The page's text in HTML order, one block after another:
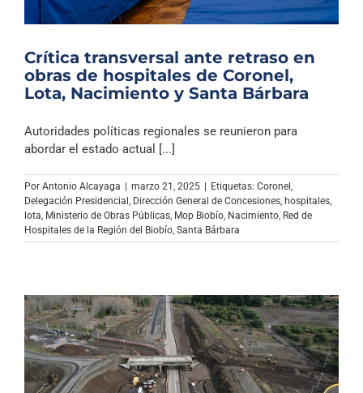
Crítica transversal ante retraso en
obras de hospitales de Coronel,
Lota, Nacimiento y Santa Bárbara
Autoridades políticas regionales se reunieron para
abordar el estado actual [...]
Por Antonio Alcayaga | marzo 21, 2025 | Etiquetas: Coronel
Delegación Presidencial Dirección General de Concesiones hospitales
lota Ministerio de Obras Públicas Mop Biobío Nacimiento Red de
Hospitales de la Región del Biobío Santa Bárbara